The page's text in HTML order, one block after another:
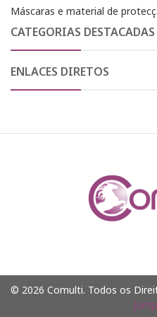
Máscaras e material de
CATEGORIAS DESTACADAS
ENLACES DIRETOS
© 2026 Comulti. Todos os